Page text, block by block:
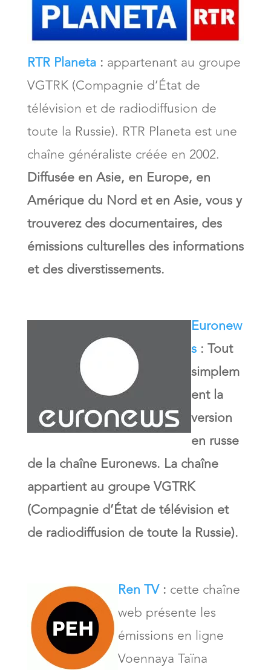
RTR Planeta: appartenant au groupe
VGTRK (Compagnie d’État de
télévision et de radiodiffusion de
toute la Russie). RTR Planeta est une
chaîne généraliste créée en 2002.
Diffusée en Asie, en Europe, en
Amérique du Nord et en Asie, vous y
trouverez des documentaires, des
émissions culturelles des informations
et des diverstissements.
Euronew
s: Tout
simplem
ent la
version
en russe
de la chaîne Euronews. La chaîne
appartient au groupe VGTRK
(Compagnie d’État de télévision et
de radiodiffusion de toute la Russie).
Ren TV: cette chaîne
web présente les
émissions en ligne
Voennaya Taïna